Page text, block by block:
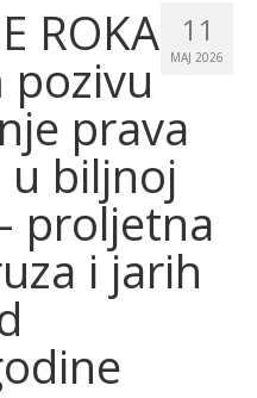
u stambenom
11
MAJ 2026
ROKA
pozivu
prava
u biljnoj
proljetna
i jarih